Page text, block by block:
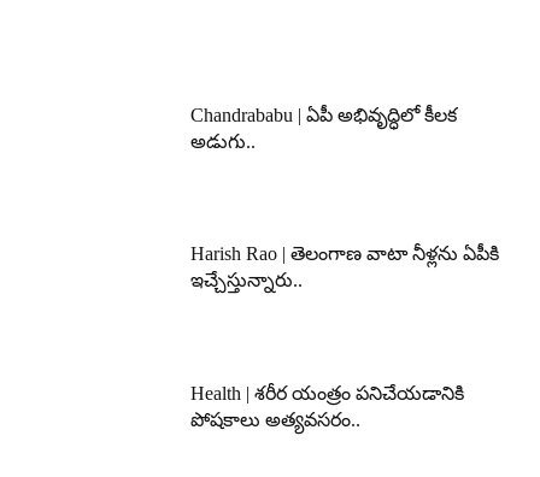
Chandrababu | ఏపీ అభివృద్ధిలో కీలక
అడుగు..
Harish Rao | తెలంగాణ వాటా నీళ్లను ఏపీకి
ఇచ్చేస్తున్నారు..
Health | శరీర యంత్రం పనిచేయడానికి
పోషకాలు అత్యవసరం..